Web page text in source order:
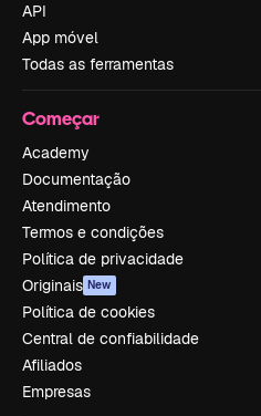
API
App móvel
Todas as ferramentas
Começar
Academy
Documentação
Atendimento
Termos e condições
Política de privacidade
Originais New
Política de cookies
Central de confiabilidade
Afiliados
Empresas